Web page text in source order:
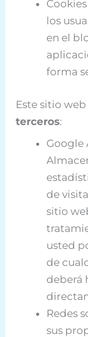
los
en el
forma
Este sitio
terceros:
Google
de
sitio
usted
de
deberá
Redes
sus